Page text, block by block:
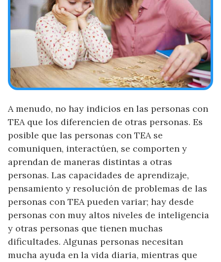
A menudo, no hay indicios en las personas con
TEA que los diferencien de otras personas. Es
posible que las personas con TEA se
comuniquen, interactúen, se comporten y
aprendan de maneras distintas a otras
personas. Las capacidades de aprendizaje,
pensamiento y resolución de problemas de las
personas con TEA pueden variar; hay desde
personas con muy altos niveles de inteligencia
y otras personas que tienen muchas
dificultades. Algunas personas necesitan
mucha ayuda en la vida diaria, mientras que